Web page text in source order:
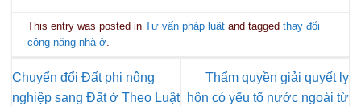
This entry was posted inTư vấn pháp luật and taggedthay đổi
công năng nhà ở
Chuyển đổi Đất phi nông
nghiệp sang Đất ở Theo Luật
Thẩm quyền giải quyết ly
hôn có yếu tố nước ngoài từ